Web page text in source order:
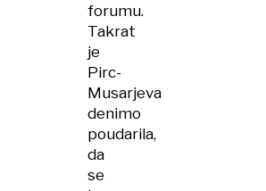
forumu.
Takrat
je
Pirc-
Musarjeva
denimo
poudarila,
da
se